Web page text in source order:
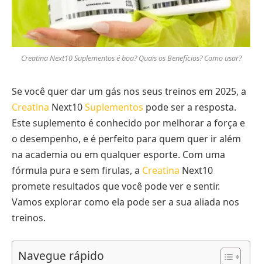
Creatina Next10 Suplementos é boa? Quais os Benefícios? Como usar?
Se você quer dar um gás nos seus treinos em 2025, a
Creatina Next10Suplementos pode ser a resposta.
Este suplemento é conhecido por melhorar a força e
o desempenho, e é perfeito para quem quer ir além
na academia ou em qualquer esporte. Com uma
fórmula pura e sem firulas, a Creatina Next10
promete resultados que você pode ver e sentir.
Vamos explorar como ela pode ser a sua aliada nos
treinos.
Navegue rápido